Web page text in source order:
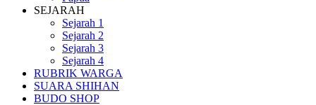
SEJARAH
Sejarah 1
Sejarah 2
Sejarah 3
Sejarah 4
RUBRIK WARGA
SUARA SHIHAN
BUDO SHOP